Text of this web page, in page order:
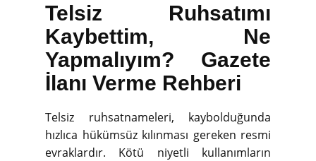
Telsiz Ruhsatımı
Kaybettim, Ne
Yapmalıyım? Gazete
İlanı Verme Rehberi
Telsiz ruhsatnameleri, kaybolduğunda
hızlıca hükümsüz kılınması gereken resmi
evraklardır. Kötü niyetli kullanımların